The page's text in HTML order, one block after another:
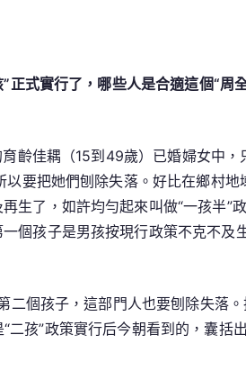
式實行了，哪些人是合適這個“周
齡佳耦（15到49歲）已婚婦女中
要把她們刨除失落。好比在鄉村地
生了，如許均勻起來叫做“一孩半”
個孩子是男孩按現行政策不克不及
二個孩子，這部門人也要刨除失落
孩”政策實行后今朝看到的，囊括